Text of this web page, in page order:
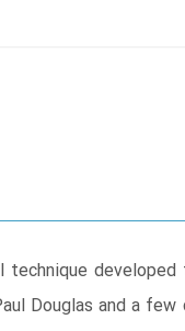
technique
Douglas and a